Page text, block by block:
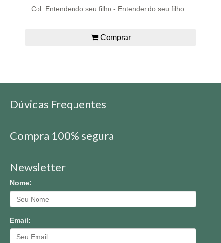
Col. Entendendo seu filho - Entendendo seu filho...
Comprar
Dúvidas Frequentes
Compra 100% segura
Newsletter
Nome:
Email: